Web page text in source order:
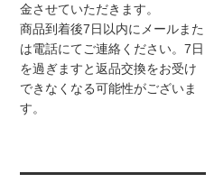
金させていただきます。
商品到着後7日以内にメールまた
は電話にてご連絡ください。7日
を過ぎますと返品交換をお受け
できなくなる可能性がございま
す。